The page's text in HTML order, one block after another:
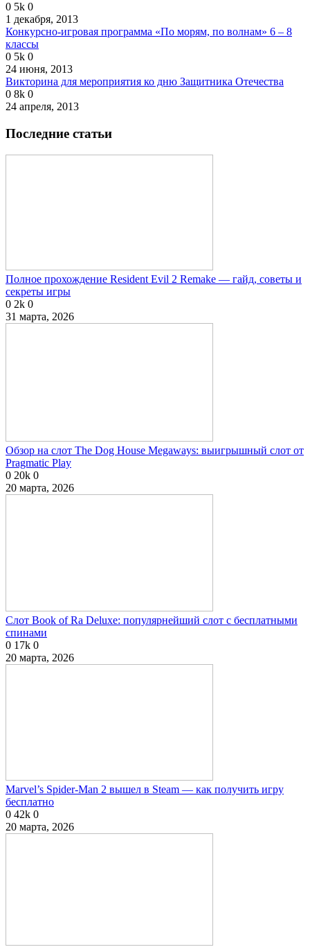
0 5k 0
1 декабря, 2013
Конкурсно-игровая программа «По морям, по волнам» 6 – 8
классы
0 5k 0
24 июня, 2013
Викторина для мероприятия ко дню Защитника Отечества
0 8k 0
24 апреля, 2013
Последние статьи
Полное прохождение Resident Evil 2 Remake — гайд, советы и
секреты игры
0 2k 0
31 марта, 2026
Обзор на слот The Dog House Megaways: выигрышный слот от
Pragmatic Play
0 20k 0
20 марта, 2026
Слот Book of Ra Deluxe: популярнейший слот с бесплатными
спинами
0 17k 0
20 марта, 2026
Marvel’s Spider-Man 2 вышел в Steam — как получить игру
бесплатно
0 42k 0
20 марта, 2026